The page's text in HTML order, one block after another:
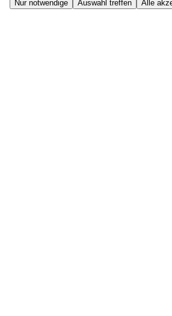
Nur notwendige Auswahl treffen Alle